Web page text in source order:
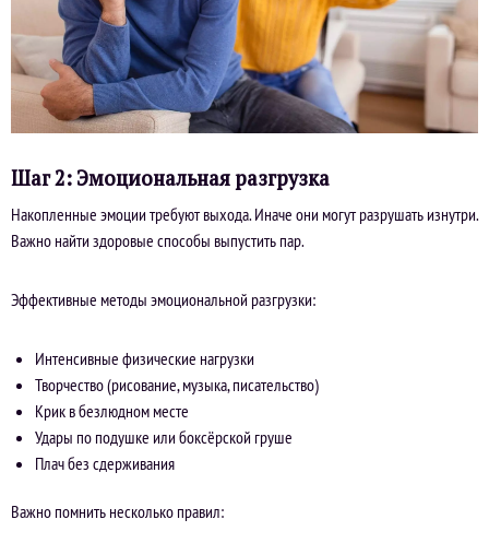
Шаг 2: Эмоциональная разгрузка
Накопленные эмоции требуют выхода. Иначе они могут разрушать изнутри.
Важно найти здоровые способы выпустить пар.
Эффективные методы эмоциональной разгрузки:
Интенсивные физические нагрузки
Творчество (рисование, музыка, писательство)
Крик в безлюдном месте
Удары по подушке или боксёрской груше
Плач без сдерживания
Важно помнить несколько правил: